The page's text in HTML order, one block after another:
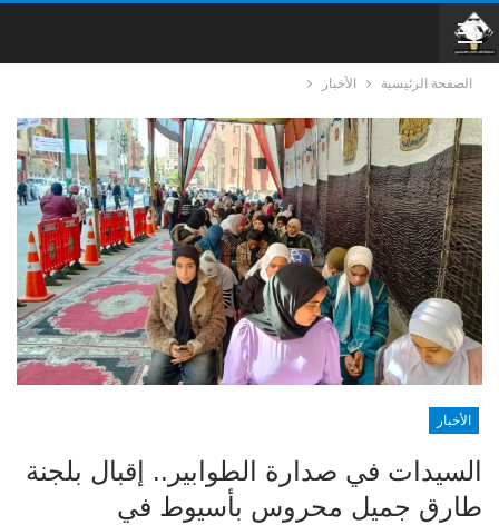
الصفحة الرئيسية الأخبار
الأخبار
السيدات في صدارة الطوابير.. إقبال بلجنة
طارق جميل محروس بأسيوط في